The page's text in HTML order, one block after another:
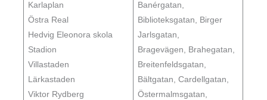
Karlaplan
Östra Real
Hedvig Eleonora skola
Stadion
Villastaden
Lärkastaden
Viktor Rydberg
Banérgatan,
Biblioteksgatan, Birger
Jarlsgatan,
Bragevägen, Brahegatan,
Breitenfeldsgatan,
Bältgatan, Cardellgatan,
Östermalmsgatan,